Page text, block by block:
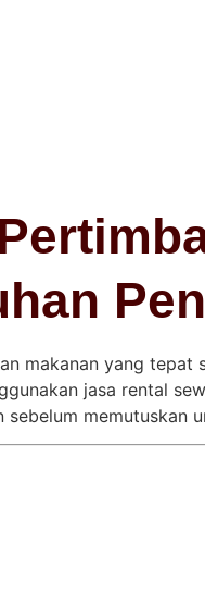
makanan yang
jasa rental
memutuskan